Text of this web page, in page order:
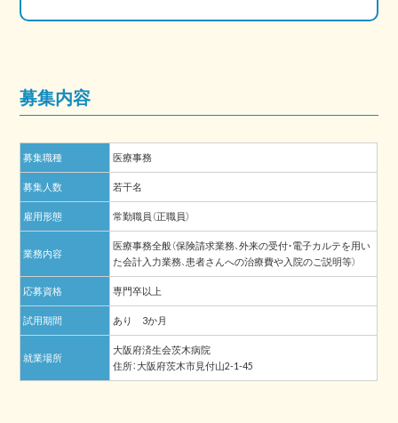
募集内容
募集職種 医療事務
募集人数 若干名
雇用形態 常勤職員（正職員）
業務内容
医療事務全般（保険請求業務、外来の受付・電子カルテを用い
た会計入力業務、患者さんへの治療費や入院のご説明等）
応募資格 専門卒以上
試用期間 あり 3か月
就業場所
大阪府済生会茨木病院
住所：大阪府茨木市見付山2-1-45